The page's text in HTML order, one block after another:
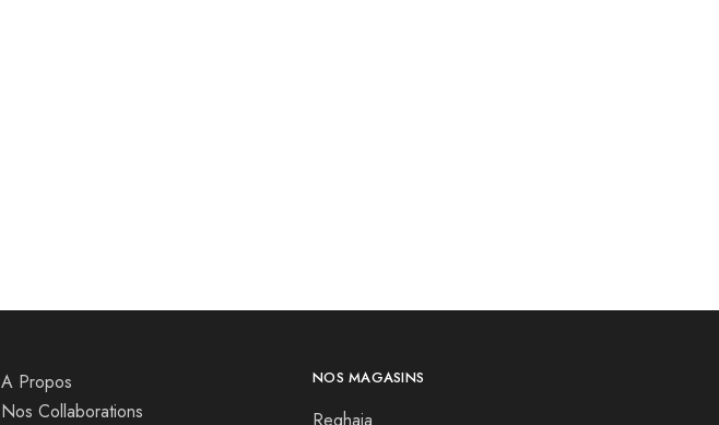
A Propos
Nos Collaborations
NOS MAGASINS